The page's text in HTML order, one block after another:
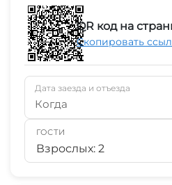
QR код на
Скопировать
Дата заезда и отъезда
Когда
ГОСТИ
Взрослых: 2